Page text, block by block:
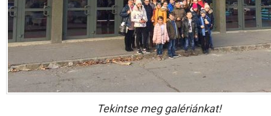
Tekintse meg galériánkat!